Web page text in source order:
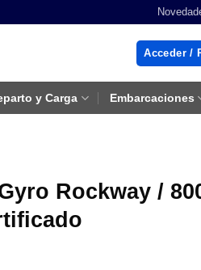
Acceder /
y Carga Embarcaciones
Rockway /